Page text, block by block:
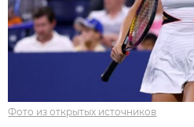
Фото из открытых источников